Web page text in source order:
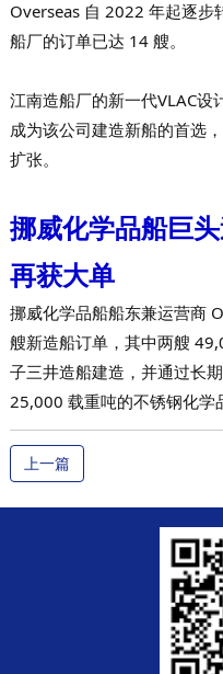
Overseas 自 2022 年起逐步
船厂的订单已达 14 艘。
江南造船厂的新一代VLAC设
成为该公司建造新船的首选
扩张。
挪威化学品船巨
再获大单
挪威化学品船船东兼运营商
艘新造船订单，其中两艘
子三井造船建造，并通过长
25,000 载重吨的不锈钢化学
上一篇